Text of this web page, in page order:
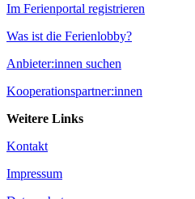
Im Ferienportal registrieren
Was ist die Ferienlobby?
Anbieter:innen suchen
Kooperationspartner:innen
Weitere Links
Kontakt
Impressum